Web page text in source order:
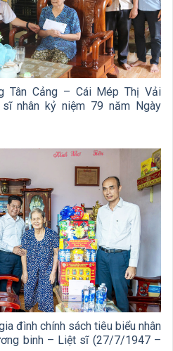
Tân Cảng – Cái Mép Thị Vải
nhân kỷ niệm 79 năm Ngày
đình chính sách tiêu biểu nhân
binh – Liệt sĩ (27/7/1947 –